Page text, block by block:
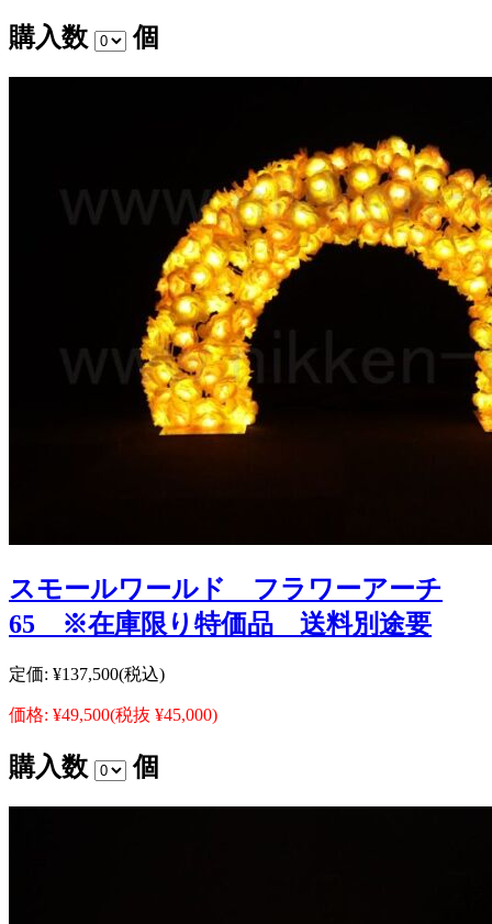
購入数 個
スモールワールド フラワーアーチ
65 ※在庫限り特価品 送料別途要
定価: ¥137,500(税込)
価格: ¥49,500(税抜 ¥45,000)
購入数 個